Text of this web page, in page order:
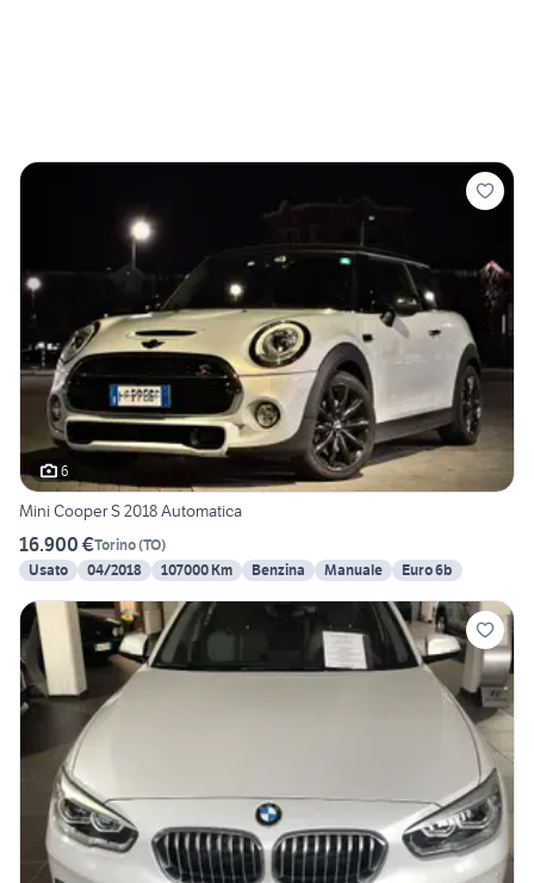
6
Mini Cooper S 2018 Automatica
16.900 €Torino(TO)
Usato
04/2018 107000 Km Benzina Manuale Euro 6b